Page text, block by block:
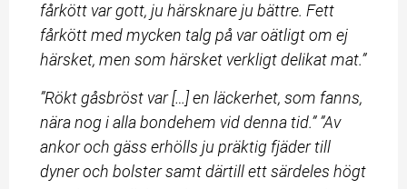
fårkött var gott, ju härsknare ju bättre. Fett
fårkött med mycken talg på var oätligt om ej
härsket, men som härsket verkligt delikat mat.”
”Rökt gåsbröst var […] en läckerhet, som fanns,
nära nog i alla bondehem vid denna tid.” ”Av
ankor och gäss erhölls ju präktig fjäder till
dyner och bolster samt därtill ett särdeles högt